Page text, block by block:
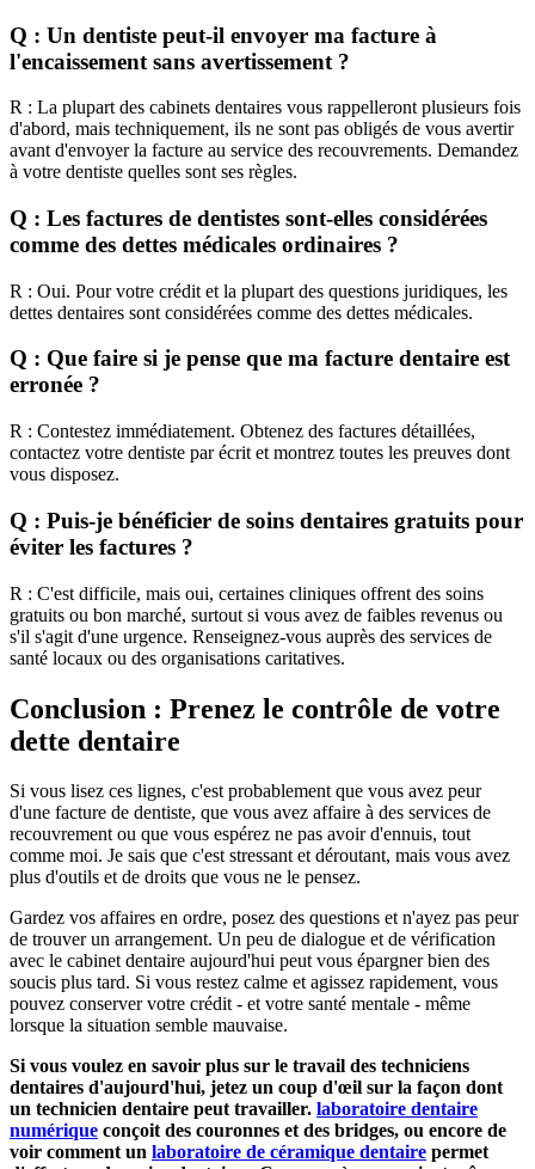
Q : Un dentiste peut-il envoyer ma facture à
l'encaissement sans avertissement ?
R : La plupart des cabinets dentaires vous rappelleront plusieurs fois
d'abord, mais techniquement, ils ne sont pas obligés de vous avertir
avant d'envoyer la facture au service des recouvrements. Demandez
à votre dentiste quelles sont ses règles.
Q : Les factures de dentistes sont-elles considérées
comme des dettes médicales ordinaires ?
R : Oui. Pour votre crédit et la plupart des questions juridiques, les
dettes dentaires sont considérées comme des dettes médicales.
Q : Que faire si je pense que ma facture dentaire est
erronée ?
R : Contestez immédiatement. Obtenez des factures détaillées,
contactez votre dentiste par écrit et montrez toutes les preuves dont
vous disposez.
Q : Puis-je bénéficier de soins dentaires gratuits pour
éviter les factures ?
R : C'est difficile, mais oui, certaines cliniques offrent des soins
gratuits ou bon marché, surtout si vous avez de faibles revenus ou
s'il s'agit d'une urgence. Renseignez-vous auprès des services de
santé locaux ou des organisations caritatives.
Conclusion : Prenez le contrôle de votre
dette dentaire
Si vous lisez ces lignes, c'est probablement que vous avez peur
d'une facture de dentiste, que vous avez affaire à des services de
recouvrement ou que vous espérez ne pas avoir d'ennuis, tout
comme moi. Je sais que c'est stressant et déroutant, mais vous avez
plus d'outils et de droits que vous ne le pensez.
Gardez vos affaires en ordre, posez des questions et n'ayez pas peur
de trouver un arrangement. Un peu de dialogue et de vérification
avec le cabinet dentaire aujourd'hui peut vous épargner bien des
soucis plus tard. Si vous restez calme et agissez rapidement, vous
pouvez conserver votre crédit - et votre santé mentale - même
lorsque la situation semble mauvaise.
Si vous voulez en savoir plus sur le travail des techniciens
dentaires d'aujourd'hui, jetez un coup d'œil sur la façon dont
un technicien dentaire peut travailler. laboratoire dentaire
numérique conçoit des couronnes et des bridges, ou encore de
voir comment un laboratoire de céramique dentaire permet